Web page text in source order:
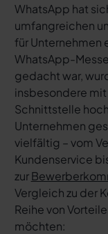
WhatsApp hat
umfangreichen
für
WhatsApp-
gedacht war,
insbesondere
Schnittstelle
Unternehmen
vielfältig – vom
Kundenservice
zur
Vergleich zu der
Reihe von
möchten: